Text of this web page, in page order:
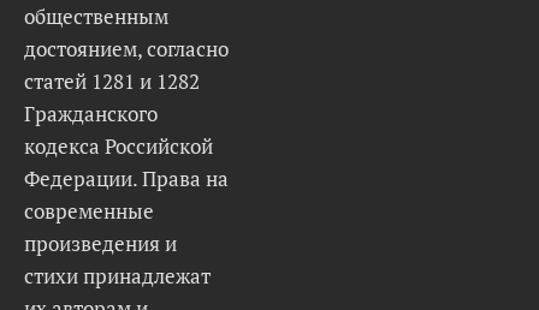
общественным
достоянием, согласно
статей 1281 и 1282
Гражданского
кодекса Российской
Федерации. Права на
современные
произведения и
стихи принадлежат